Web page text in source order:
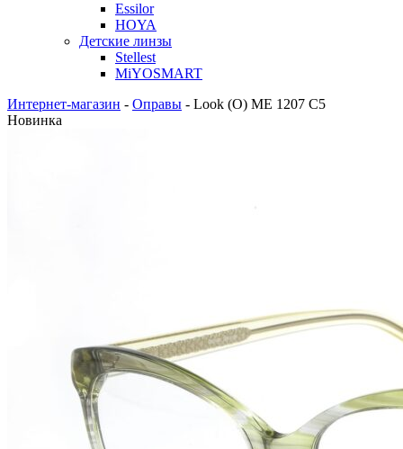
Essilor
HOYA
Детские линзы
Stellest
MiYOSMART
Интернет-магазин - Оправы - Look (O) ME 1207 C5
Новинка